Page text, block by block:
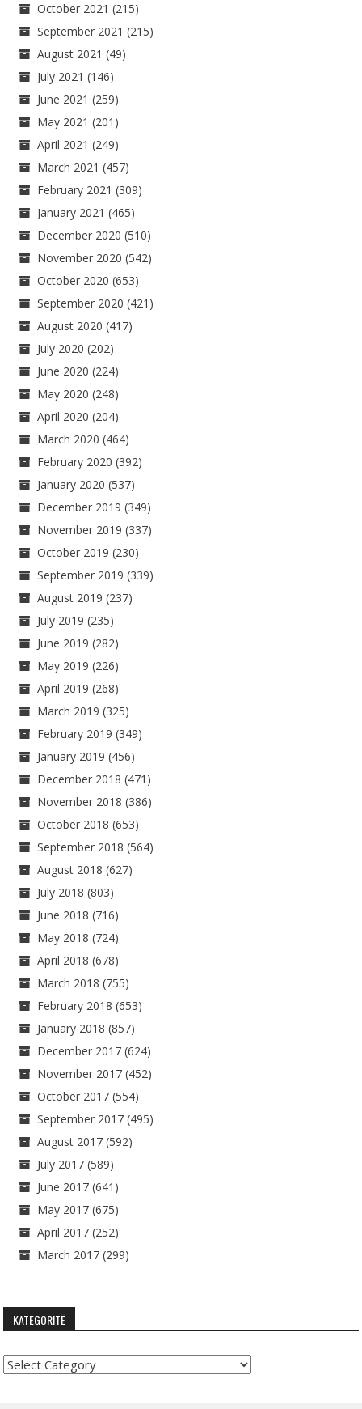
October 2021 (215)
September 2021 (215)
August 2021 (49)
July 2021 (146)
June 2021 (259)
May 2021 (201)
April 2021 (249)
March 2021 (457)
February 2021 (309)
January 2021 (465)
December 2020 (510)
November 2020 (542)
October 2020 (653)
September 2020 (421)
August 2020 (417)
July 2020 (202)
June 2020 (224)
May 2020 (248)
April 2020 (204)
March 2020 (464)
February 2020 (392)
January 2020 (537)
December 2019 (349)
November 2019 (337)
October 2019 (230)
September 2019 (339)
August 2019 (237)
July 2019 (235)
June 2019 (282)
May 2019 (226)
April 2019 (268)
March 2019 (325)
February 2019 (349)
January 2019 (456)
December 2018 (471)
November 2018 (386)
October 2018 (653)
September 2018 (564)
August 2018 (627)
July 2018 (803)
June 2018 (716)
May 2018 (724)
April 2018 (678)
March 2018 (755)
February 2018 (653)
January 2018 (857)
December 2017 (624)
November 2017 (452)
October 2017 (554)
September 2017 (495)
August 2017 (592)
July 2017 (589)
June 2017 (641)
May 2017 (675)
April 2017 (252)
March 2017 (299)
KATEGORITË
Kategoritë